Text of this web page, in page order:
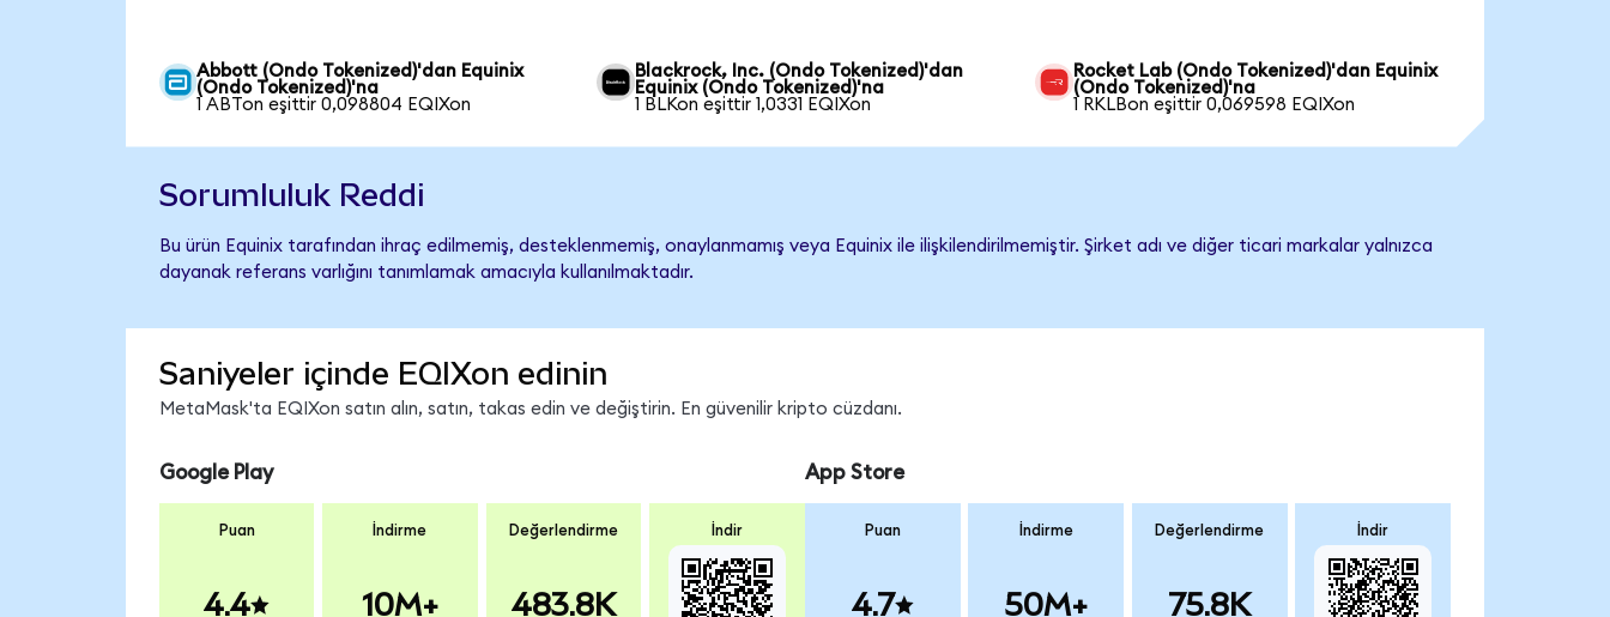
Abbott (Ondo Tokenized)'dan Equinix
(Ondo Tokenized)'na
1 ABTon eşittir 0,098804 EQIXon
Blackrock, Inc. (Ondo Tokenized)'dan
Equinix (Ondo Tokenized)'na
1 BLKon eşittir 1,0331 EQIXon
Rocket Lab (Ondo Tokenized)'dan Equinix
(Ondo Tokenized)'na
1 RKLBon eşittir 0,069598 EQIXon
Sorumluluk Reddi
Bu ürün Equinix tarafından ihraç edilmemiş, desteklenmemiş, onaylanmamış veya Equinix ile ilişkilendirilmemiştir. Şirket adı ve diğer ticari markalar yalnızca
dayanak referans varlığını tanımlamak amacıyla kullanılmaktadır.
Saniyeler içinde EQIXon edinin
MetaMask'ta EQIXon satın alın, satın, takas edin ve değiştirin. En güvenilir kripto cüzdanı.
Google Play
Puan
4.4
İndirme
10M+
Değerlendirme
483.8K
İndir
App Store
Puan
4.7
İndirme
50M+
Değerlendirme
75.8K
İndir